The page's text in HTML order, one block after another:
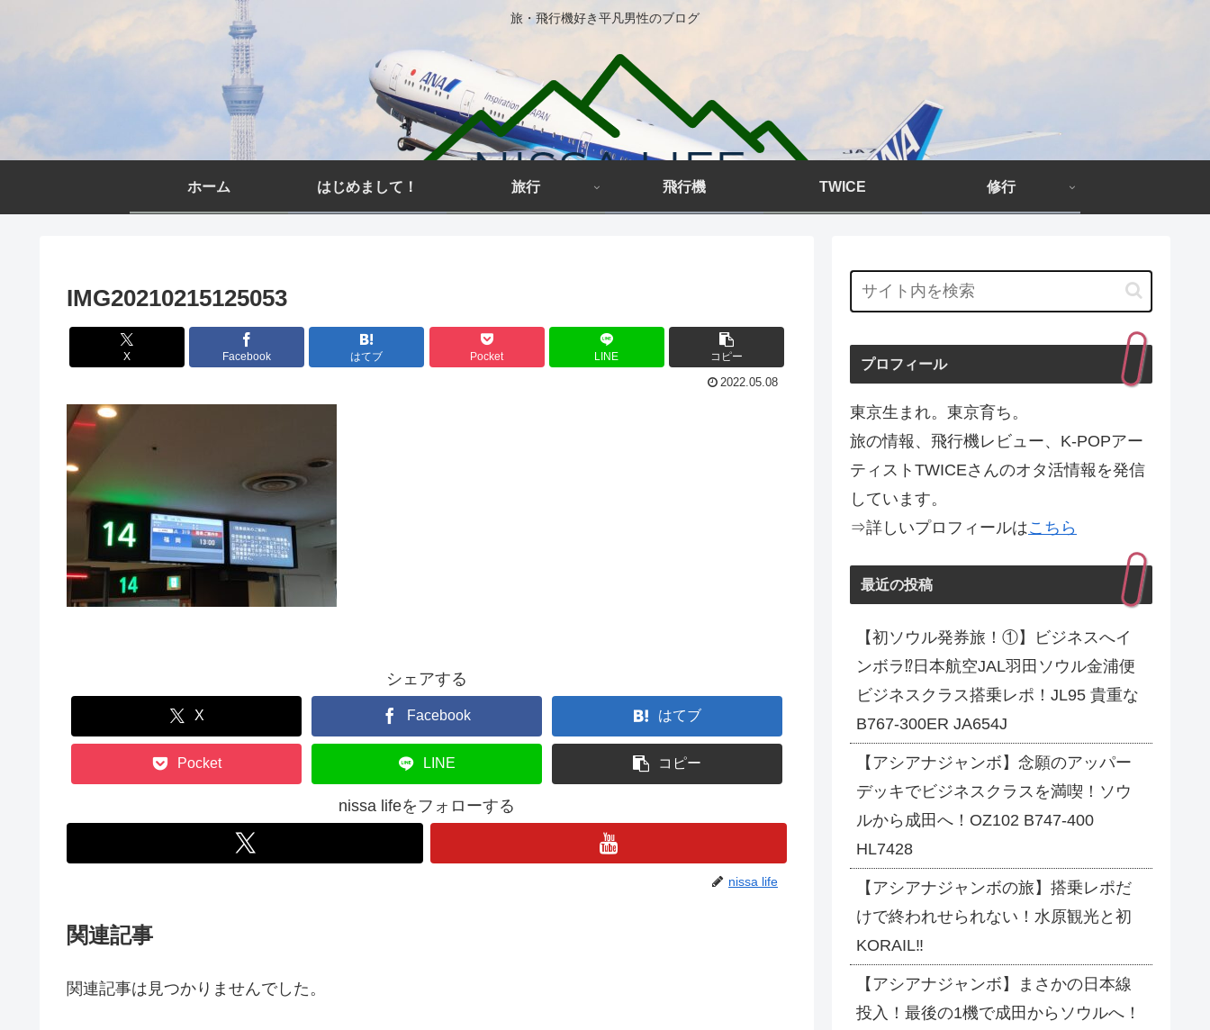
旅・飛行機好き平凡男性のブログ
ホーム はじめまして！ 旅行 飛行機 TWICE 修行
IMG20210215125053
X Facebook はてブ Pocket LINE コピー
2022.05.08
シェアする
X Facebook はてブ
Pocket LINE コピー
nissa lifeをフォローする
nissa life
関連記事
関連記事は見つかりませんでした。
プロフィール
東京生まれ。東京育ち。
旅の情報、飛行機レビュー、K-POPアー
ティストTWICEさんのオタ活情報を発信
しています。
⇒詳しいプロフィールはこちら
最近の投稿
【初ソウル発券旅！①】ビジネスへイ
ンボラ⁉日本航空JAL羽田ソウル金浦便
ビジネスクラス搭乗レポ！JL95 貴重な
B767-300ER JA654J
【アシアナジャンボ】念願のアッパー
デッキでビジネスクラスを満喫！ソウ
ルから成田へ！OZ102 B747-400
HL7428
【アシアナジャンボの旅】搭乗レポだ
けで終われせられない！水原観光と初
KORAIL‼
【アシアナジャンボ】まさかの日本線
投入！最後の1機で成田からソウルへ！